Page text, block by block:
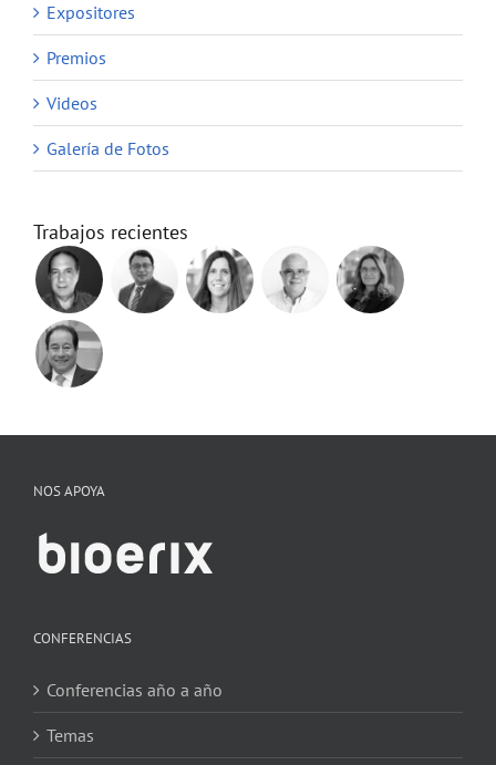
Expositores
Premios
Videos
Galería de Fotos
Trabajos recientes
NOS APOYA
CONFERENCIAS
Conferencias año a año
Temas